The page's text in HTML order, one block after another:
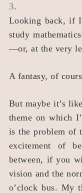
3.
Looking back, if I
study
—or, at the very
A fantasy, of
But maybe it’s
theme on which
is the problem of
excitement of
between, if you
vision and the
o’clock bus. My